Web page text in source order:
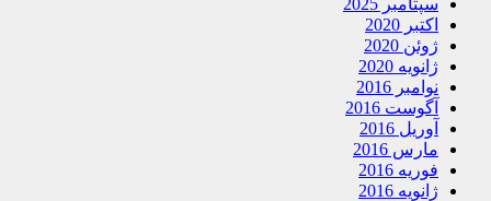
سپتامبر 2025
اکتبر 2020
ژوئن 2020
ژانویه 2020
نوامبر 2016
آگوست 2016
آوریل 2016
مارس 2016
فوریه 2016
ژانویه 2016